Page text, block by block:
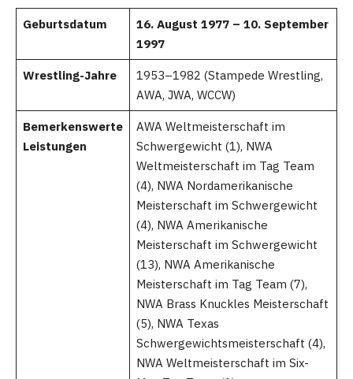
Geburtsdatum
16. August 1977 – 10. September
1997
Wrestling-Jahre
1953–1982 (Stampede Wrestling,
AWA, JWA, WCCW)
Bemerkenswerte
Leistungen
AWA Weltmeisterschaft im
Schwergewicht (1), NWA
Weltmeisterschaft im Tag Team
(4), NWA Nordamerikanische
Meisterschaft im Schwergewicht
(4), NWA Amerikanische
Meisterschaft im Schwergewicht
(13), NWA Amerikanische
Meisterschaft im Tag Team (7),
NWA Brass Knuckles Meisterschaft
(5), NWA Texas
Schwergewichtsmeisterschaft (4),
NWA Weltmeisterschaft im Six-